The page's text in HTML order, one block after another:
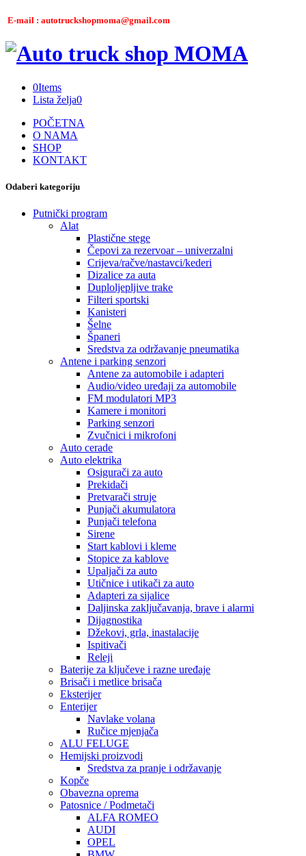
E-mail : autotruckshopmoma@gmail.com
0Items
Lista želja0
POČETNA
O NAMA
SHOP
KONTAKT
Odaberi kategoriju
Putnički program
Alat
Plastične stege
Čepovi za rezervoar – univerzalni
Crijeva/račve/nastavci/kederi
Dizalice za auta
Duploljepljive trake
Filteri sportski
Kanisteri
Šelne
Španeri
Sredstva za održavanje pneumatika
Antene i parking senzori
Antene za automobile i adapteri
Audio/video uređaji za automobile
FM modulatori MP3
Kamere i monitori
Parking senzori
Zvučnici i mikrofoni
Auto cerade
Auto elektrika
Osigurači za auto
Prekidači
Pretvarači struje
Punjači akumulatora
Punjači telefona
Sirene
Start kablovi i kleme
Stopice za kablove
Upaljači za auto
Utičnice i utikači za auto
Adapteri za sijalice
Daljinska zaključavanja, brave i alarmi
Dijagnostika
Džekovi, grla, inastalacije
Ispitivači
Releji
Baterije za ključeve i razne uređaje
Brisači i metlice brisača
Eksterijer
Enterijer
Navlake volana
Ručice mjenjača
ALU FELUGE
Hemijski proizvodi
Sredstva za pranje i održavanje
Kopče
Obavezna oprema
Patosnice / Podmetači
ALFA ROMEO
AUDI
OPEL